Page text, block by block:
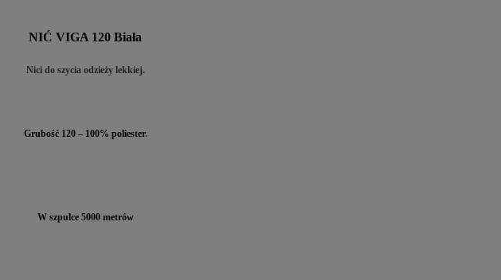
NIĆ VIGA 120 Biała
Nici do szycia odzieży lekkiej.
Grubość 120 – 100% poliester.
W szpulce 5000 metrów